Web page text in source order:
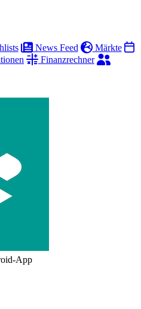
News Feed
Märkte
Finanzrechner
App